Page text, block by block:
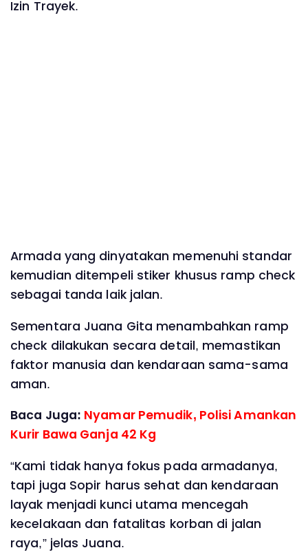
Izin Trayek.
Armada yang dinyatakan memenuhi standar
kemudian ditempeli stiker khusus ramp check
sebagai tanda laik jalan.
Sementara Juana Gita menambahkan ramp
check dilakukan secara detail, memastikan
faktor manusia dan kendaraan sama-sama
aman.
Baca Juga: Nyamar Pemudik, Polisi Amankan
Kurir Bawa Ganja 42 Kg
“Kami tidak hanya fokus pada armadanya,
tapi juga Sopir harus sehat dan kendaraan
layak menjadi kunci utama mencegah
kecelakaan dan fatalitas korban di jalan
raya,” jelas Juana.